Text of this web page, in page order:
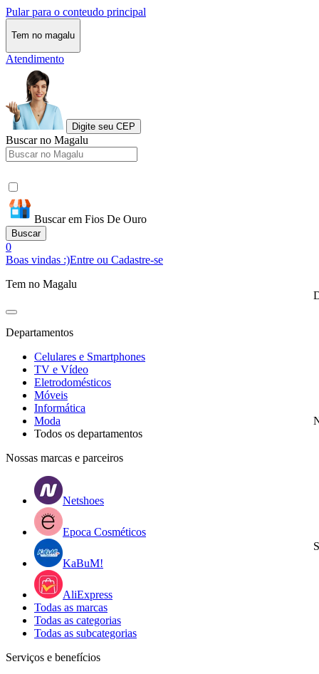
Pular para o conteudo principal
Tem no magalu
Atendimento
Digite seu CEP
Buscar no Magalu
Buscar em Fios De Ouro
Buscar
0
Boas vindas :)Entre ou Cadastre-se
Tem no Magalu
Departamentos
Celulares e Smartphones
TV e Vídeo
Eletrodomésticos
Móveis
Informática
Moda
Todos os departamentos
Nossas marcas e parceiros
Netshoes
Epoca Cosméticos
KaBuM!
AliExpress
Todas as marcas
Todas as categorias
Todas as subcategorias
Serviços e benefícios